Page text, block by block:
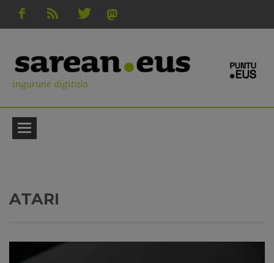
ingurune digitala
ATARI